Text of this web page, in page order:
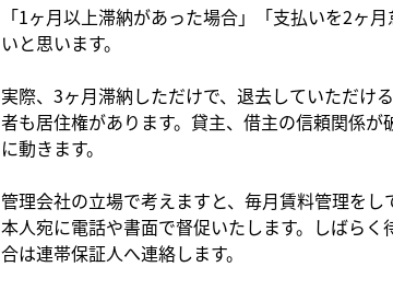
「1ヶ月以上滞納があった場合」「支払いを2ヶ
いと思います。
実際、3ヶ月滞納しただけで、退去していただけ
者も居住権があります。貸主、借主の信頼関係
に動きます。
管理会社の立場で考えますと、毎月賃料管理をし
本人宛に電話や書面で督促いたします。しばら
合は連帯保証人へ連絡します。